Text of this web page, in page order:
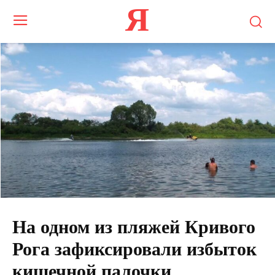
Я
На одном из пляжей Кривого
Рога зафиксировали избыток
кишечной палочки